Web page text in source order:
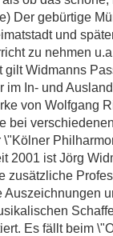
Der gebürtige
und
zu nehmen
Widmanns
In- und
von Wolfgang
bei
2001 ist Jörg
zusätzliche
Es fällt beim